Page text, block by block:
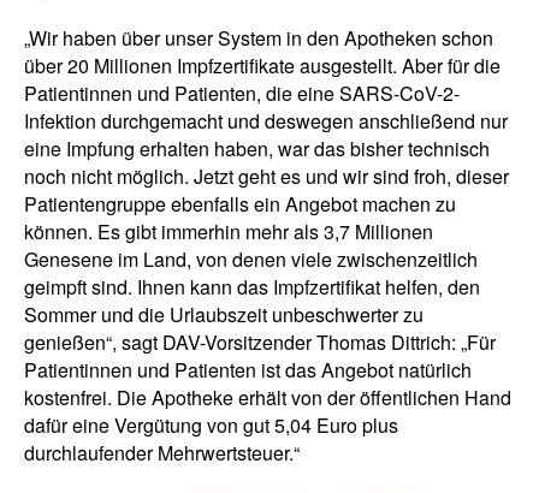
„Wir haben über unser System in den Apotheken schon
über 20 Millionen Impfzertifikate ausgestellt. Aber für die
Patientinnen und Patienten, die eine SARS-CoV-2-
Infektion durchgemacht und deswegen anschließend nur
eine Impfung erhalten haben, war das bisher technisch
noch nicht möglich. Jetzt geht es und wir sind froh, dieser
Patientengruppe ebenfalls ein Angebot machen zu
können. Es gibt immerhin mehr als 3,7 Millionen
Genesene im Land, von denen viele zwischenzeitlich
geimpft sind. Ihnen kann das Impfzertifikat helfen, den
Sommer und die Urlaubszeit unbeschwerter zu
genießen“, sagt DAV-Vorsitzender Thomas Dittrich: „Für
Patientinnen und Patienten ist das Angebot natürlich
kostenfrei. Die Apotheke erhält von der öffentlichen Hand
dafür eine Vergütung von gut 5,04 Euro plus
durchlaufender Mehrwertsteuer.“